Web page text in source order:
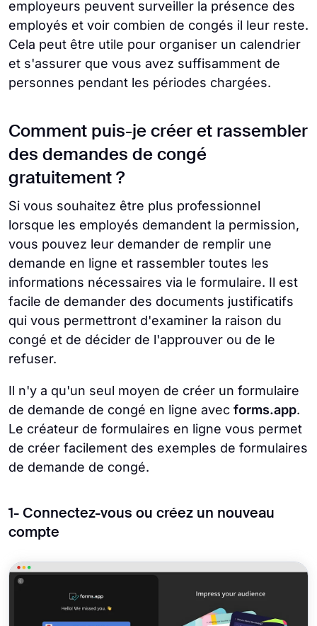
employeurs peuvent surveiller la présence des
employés et voir combien de congés il leur reste.
Cela peut être utile pour organiser un calendrier
et s'assurer que vous avez suffisamment de
personnes pendant les périodes chargées.
Comment puis-je créer et rassembler
des demandes de congé
gratuitement ?
Si vous souhaitez être plus professionnel
lorsque les employés demandent la permission,
vous pouvez leur demander de remplir une
demande en ligne et rassembler toutes les
informations nécessaires via le formulaire. Il est
facile de demander des documents justificatifs
qui vous permettront d'examiner la raison du
congé et de décider de l'approuver ou de le
refuser.
Il n'y a qu'un seul moyen de créer un formulaire
de demande de congé en ligne avec forms.app.
Le créateur de formulaires en ligne vous permet
de créer facilement des exemples de formulaires
de demande de congé.
1- Connectez-vous ou créez un nouveau
compte